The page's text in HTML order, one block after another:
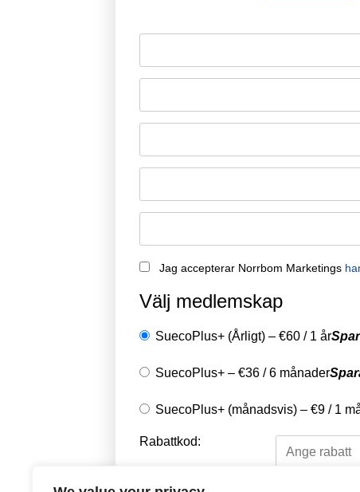
Jag accepterar Norrbom Marketings
Välj medlemskap
SuecoPlus+ (Årligt) – €60 / 1 år
SuecoPlus+ – €36 /6 månader
SuecoPlus+ (månadsvis) – €9 / 1
Rabattkod: